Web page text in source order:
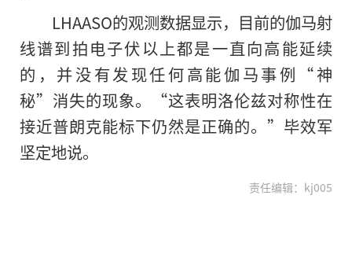
LHAASO的观测数据显示，目前的伽马射
线谱到拍电子伏以上都是一直向高能延续
的，并没有发现任何高能伽马事例“神
秘”消失的现象。“这表明洛伦兹对称性在
接近普朗克能标下仍然是正确的。”毕效军
坚定地说。
责任编辑：kj005